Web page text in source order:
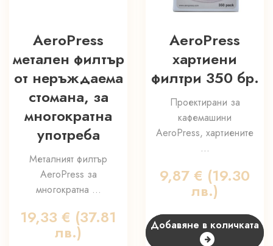
AeroPress
метален филтър
от неръждаема
стомана, за
многократна
употреба
Металният филтър
AeroPress за
многократна ...
19,33 € (37.81
лв.)
AeroPress
хартиени
филтри 350 бр.
Проектирани за
кафемашини
AeroPress, хартиените
...
9,87 € (19.30
лв.)
Добавяне в количката